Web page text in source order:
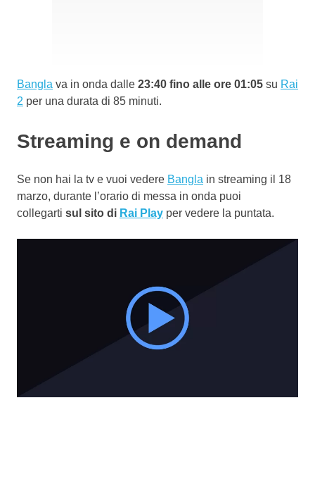
Bangla va in onda dalle 23:40 fino alle ore 01:05 su Rai
2 per una durata di 85 minuti.
Streaming e on demand
Se non hai la tv e vuoi vedere Bangla in streaming il 18
marzo, durante l’orario di messa in onda puoi
collegarti sul sito di Rai Play per vedere la puntata.